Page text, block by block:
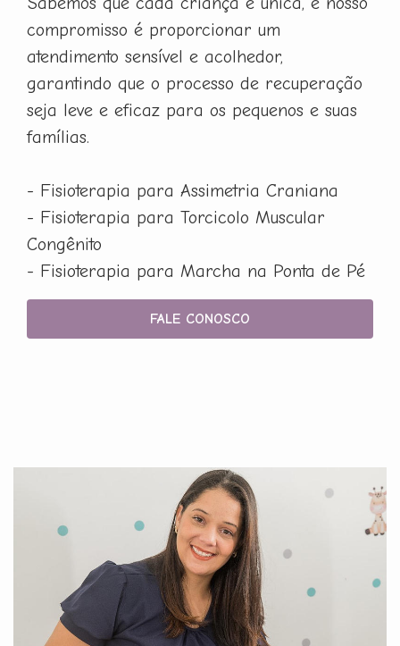
compromisso é proporcionar um
atendimento sensível e acolhedor,
garantindo que o processo de recuperação
seja leve e eficaz para os pequenos e suas
famílias.
- Fisioterapia para Assimetria Craniana
- Fisioterapia para Torcicolo Muscular
Congênito
- Fisioterapia para Marcha na Ponta de Pé
FALE CONOSCO